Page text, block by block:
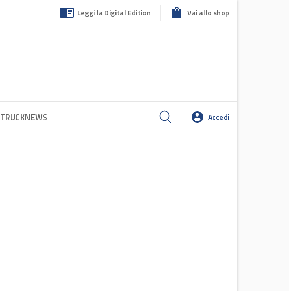
Leggi la Digital Edition Vai allo shop
TRUCKNEWS Accedi